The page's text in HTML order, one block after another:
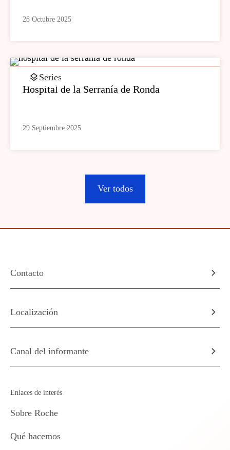
28 Octubre 2025
Series
Hospital de la Serranía de Ronda
29 Septiembre 2025
Ver todos
Contacto
Localización
Canal del informante
Enlaces de interés
Sobre Roche
Qué hacemos